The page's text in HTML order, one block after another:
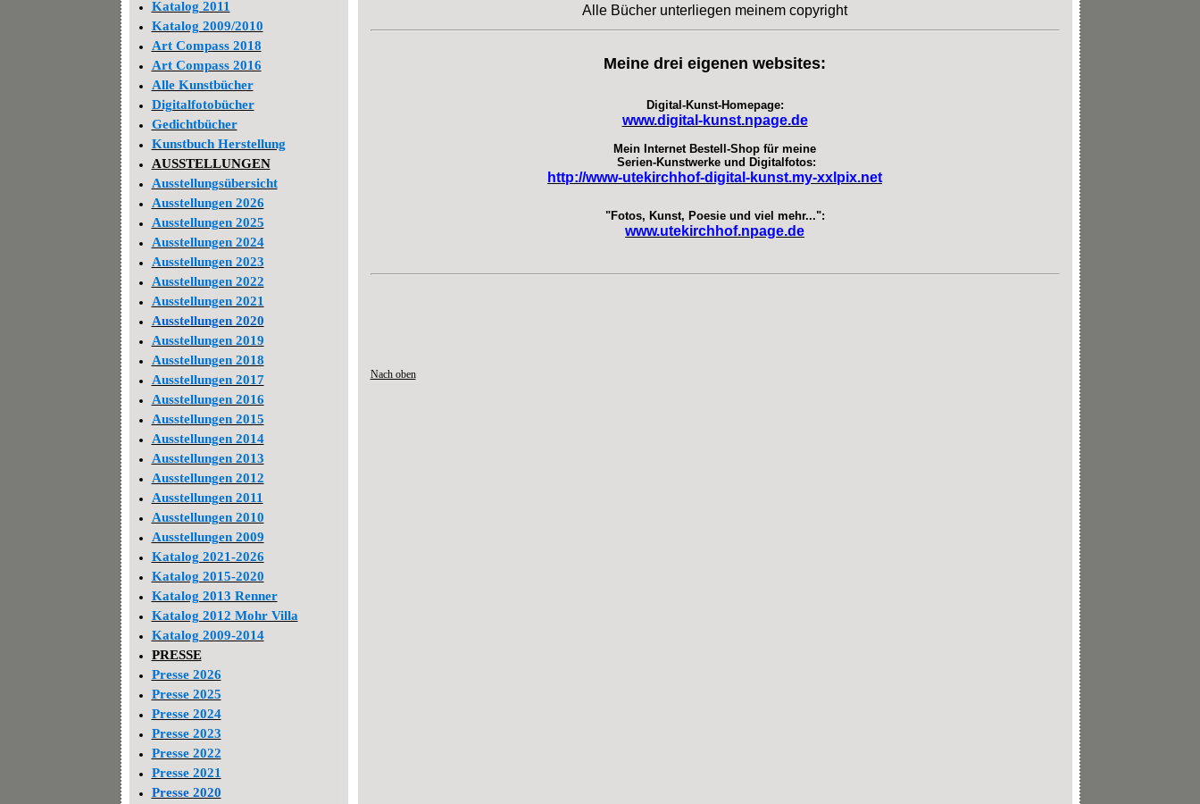
Katalog 2011
Katalog 2009/2010
Art Compass 2018
Art Compass 2016
Alle Kunstbücher
Digitalfotobücher
Gedichtbücher
Kunstbuch Herstellung
AUSSTELLUNGEN
Ausstellungsübersicht
Ausstellungen 2026
Ausstellungen 2025
Ausstellungen 2024
Ausstellungen 2023
Ausstellungen 2022
Ausstellungen 2021
Ausstellungen 2020
Ausstellungen 2019
Ausstellungen 2018
Ausstellungen 2017
Ausstellungen 2016
Ausstellungen 2015
Ausstellungen 2014
Ausstellungen 2013
Ausstellungen 2012
Ausstellungen 2011
Ausstellungen 2010
Ausstellungen 2009
Katalog 2021-2026
Katalog 2015-2020
Katalog 2013 Renner
Katalog 2012 Mohr Villa
Katalog 2009-2014
PRESSE
Presse 2026
Presse 2025
Presse 2024
Presse 2023
Presse 2022
Presse 2021
Presse 2020
Alle Bücher unterliegen meinem copyright
Meine drei eigenen websites:
Digital-Kunst-Homepage:
www.digital-kunst.npage.de
Mein Internet Bestell-Shop für meine
Serien-Kunstwerke und Digitalfotos:
http://www-utekirchhof-digital-kunst.my-xxlpix.net
"Fotos, Kunst, Poesie und viel mehr...":
www.utekirchhof.npage.de
Nach oben